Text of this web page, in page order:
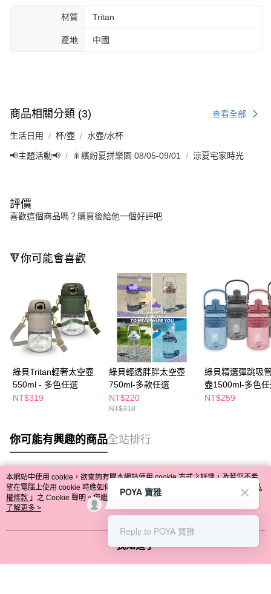
材質 Tritan
產地 中國
商品相關分類 (3) 查看全部
生活日用 杯/壺 水壺/水杯
📢主題活動📢 🎇繽紛夏拼樂園 08/05-09/01 涼夏宅家時光
評價
喜歡這個商品嗎？購買後給他一個好評吧
🔻你可能會喜歡
綠貝Tritan輕奢太空壺
550ml - 多色任選
NT$319
綠貝輕透胖胖太空壺
750ml-多款任選
NT$220
NT$310
綠貝精選彈跳吸
壺1500ml-多色
NT$259
你可能有興趣的商品全站排行
熱門標籤
本網站中使用 cookie，欲查詢有關本網站使用 cookie 方式之詳情，及若您不希
望在電腦上使用 cookie 時應如何變更電腦的 cookie 設定，請參閱本網站「 隱私
權條款 」之 Cookie 聲明。您繼續使用本網站即表示您同意本公司得按本網站使
用條款之 Cookie 聲明使用 cookie。
了解更多 >
我知道了
POYA 寶雅
Reply to POYA 寶雅